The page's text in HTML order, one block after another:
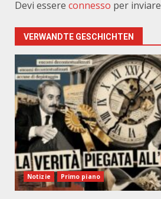
Devi essere connesso per
VERWANDTE GESCHICHTEN
Notizie Primo piano